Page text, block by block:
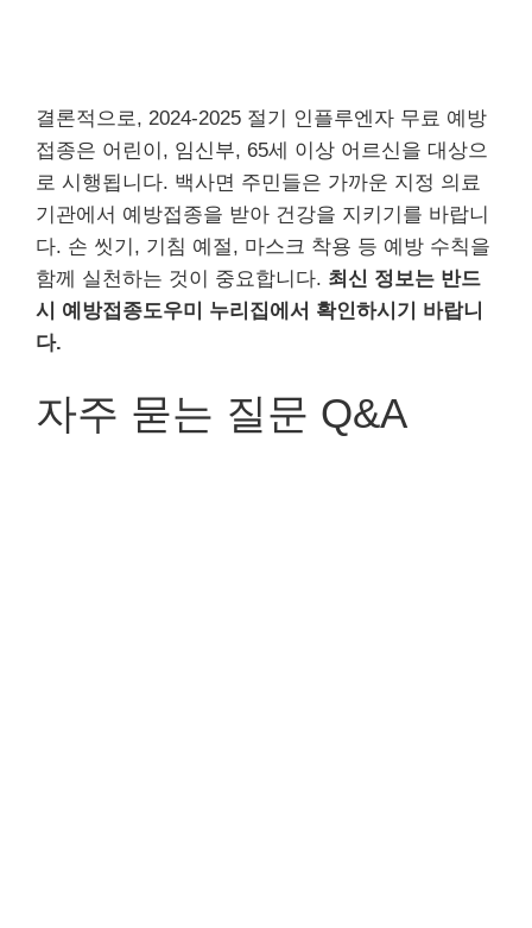
결론적으로, 2024-2025 절기 인플루엔자 무료 예방
접종은 어린이, 임신부, 65세 이상 어르신을 대상으
로 시행됩니다. 백사면 주민들은 가까운 지정 의료
기관에서 예방접종을 받아 건강을 지키기를 바랍니
다. 손 씻기, 기침 예절, 마스크 착용 등 예방 수칙을
함께 실천하는 것이 중요합니다. 최신 정보는 반드
시 예방접종도우미 누리집에서 확인하시기 바랍니
다.
자주 묻는 질문 Q&A